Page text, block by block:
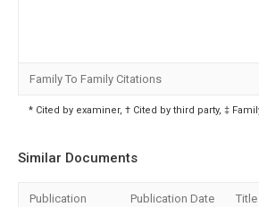
Family To Family Citations
* Cited by examiner, † Cited by third party, ‡
Similar Documents
Publication Publication Date Title